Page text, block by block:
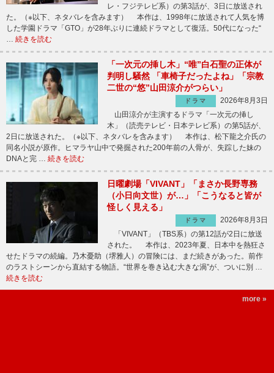
レ・フジテレビ系）の第3話が、3日に放送され
た。（※以下、ネタバレを含みます） 本作は、1998年に放送されて人気を博
した学園ドラマ「GTO」が28年ぶりに連続ドラマとして復活。50代になった“
… 続きを読む
「一次元の挿し木」“唯”白石聖の正体が
判明し騒然 「車椅子だったよね」「宗教
二世の“悠”山田涼介がつらい」
ドラマ
2026年8月3日
山田涼介が主演するドラマ「一次元の挿し
木」（読売テレビ・日本テレビ系）の第5話が、
2日に放送された。（※以下、ネタバレを含みます） 本作は、松下龍之介氏の
同名小説が原作。ヒマラヤ山中で発掘された200年前の人骨が、失踪した妹の
DNAと完 … 続きを読む
日曜劇場「VIVANT」「まさか長野専務
（小日向文世）が…」「こうなると皆が
怪しく見える」
ドラマ
2026年8月3日
「VIVANT」（TBS系）の第12話が2日に放送
された。 本作は、2023年夏、日本中を熱狂さ
せたドラマの続編。乃木憂助（堺雅人）の冒険には、まだ続きがあった。前作
のラストシーンから直結する物語。“世界を巻き込む大きな渦”が、ついに別 …
続きを読む
more »